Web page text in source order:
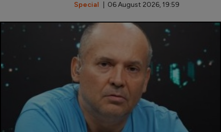
Special | 06 August 2026, 19:59